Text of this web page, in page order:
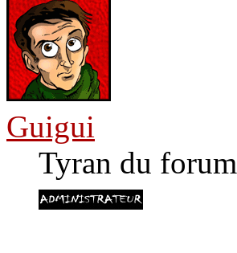
Guigui
Tyran du forum